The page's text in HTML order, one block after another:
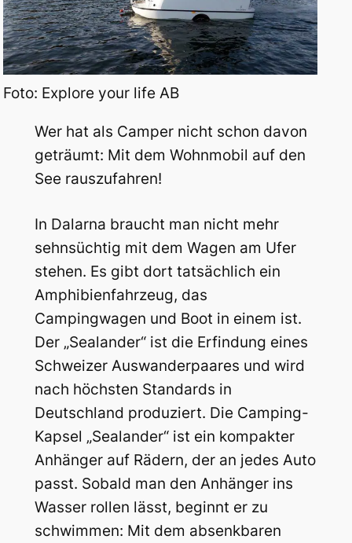
Foto: Explore your life AB
Wer hat als Camper nicht schon davon
geträumt: Mit dem Wohnmobil auf den
See rauszufahren!
In Dalarna braucht man nicht mehr
sehnsüchtig mit dem Wagen am Ufer
stehen. Es gibt dort tatsächlich ein
Amphibienfahrzeug, das
Campingwagen und Boot in einem ist.
Der „Sealander“ ist die Erfindung eines
Schweizer Auswanderpaares und wird
nach höchsten Standards in
Deutschland produziert. Die Camping-
Kapsel „Sealander“ ist ein kompakter
Anhänger auf Rädern, der an jedes Auto
passt. Sobald man den Anhänger ins
Wasser rollen lässt, beginnt er zu
schwimmen: Mit dem absenkbaren